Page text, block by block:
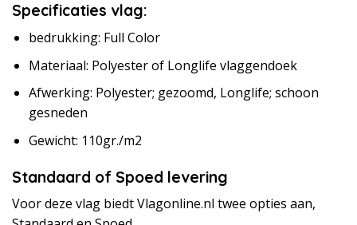
Specificaties vlag:
bedrukking: Full Color
Materiaal: Polyester of Longlife vlaggendoek
Afwerking: Polyester; gezoomd, Longlife; schoon
gesneden
Gewicht: 110gr./m2
Standaard of Spoed levering
Voor deze vlag biedt Vlagonline.nl twee opties aan,